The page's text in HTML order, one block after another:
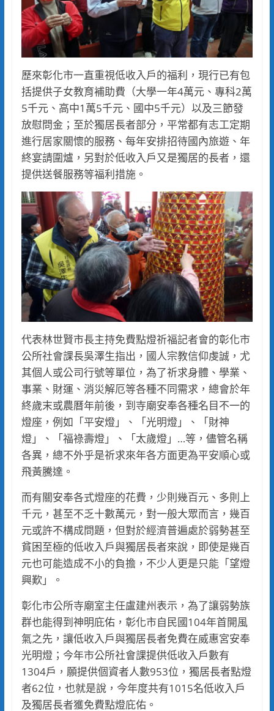
歷來彰化市一直重視低收入戶的福利，現行已有包
括提供子女教育補助費（大學一年4萬元、專科2萬
5千元、高中1萬5千元、國中5千元）以及三節發
放慰問金；至於獨居長者部分，平常都有志工定期
進行居家關懷的服務、每年安排招待國內旅遊、年
終宴請圍爐，另對於低收入戶又是獨居的長者，還
提供送餐服務等福利措施。
代表林世賢市長主持免費點燈祈福記者會的彰化市
公所社會課長吳澤生指出，國人宗教信仰虔誠，尤
其個人或公司行號等單位，為了祈求身體、學業、
事業、財運、消災解厄等各種不同需求，總會於年
終歲末或農曆年前後，到寺廟安奉各種名目不一的
燈座，例如「平安燈」、「光明燈」、「財神
燈」、「福祿壽燈」、「太歲燈」…等，儘管名稱
各異，總不外乎是祈求來年各方面更為平安順心或
飛黃騰達。
而有關安奉各式燈座的花費，少則幾百元、多則上
千元，甚至不乏十數萬元，對一般大眾而言，幾百
元或許不構成問題，但對於經濟普遍處於弱勢甚至
貧困至極的低收入戶與獨居長者來說，即使是幾百
元也可能造成不小的負擔，不少人更是只能「望燈
興歎」。
彰化市公所寺廟室主任盧建州表示，為了讓弱勢族
群也能得到神明庇佑，彰化市自民國104年首開風
氣之先，讓低收入戶與獨居長者免費在威惠宮安奉
光明燈；今年市公所社會課提供低收入戶數有
1304戶，願提供個資者人數953位，獨居長者點燈
者62位，也就是說，今年度共有1015名低收入戶
及獨居長者獲免費點燈庇佑。